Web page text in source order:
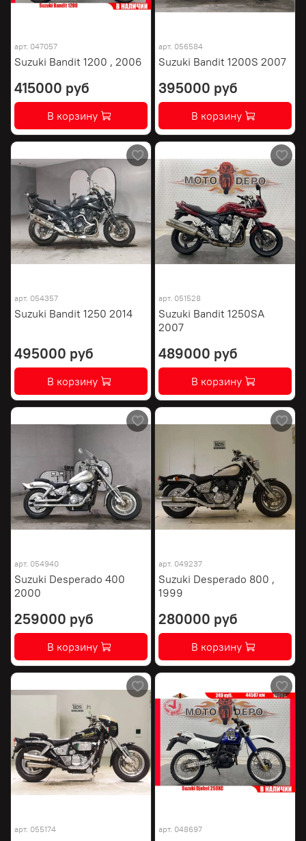
арт. 047057
Suzuki Bandit 1200 , 2006
415000 руб
В корзину
арт. 056584
Suzuki Bandit 1200S 2007
395000 руб
В корзину
арт. 054357
Suzuki Bandit 1250 2014
495000 руб
В корзину
арт. 051528
Suzuki Bandit 1250SA
2007
489000 руб
В корзину
арт. 054940
Suzuki Desperado 400
2000
259000 руб
В корзину
арт. 049237
Suzuki Desperado 800 ,
1999
280000 руб
В корзину
арт. 055174 арт. 048697